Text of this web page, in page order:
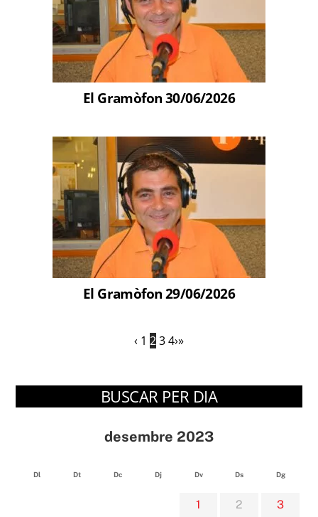
El Gramòfon 30/06/2026
El Gramòfon 29/06/2026
‹ 1 234›»
BUSCAR PER DIA
desembre 2023
Dl Dt Dc Dj Dv Ds Dg
1 2 3